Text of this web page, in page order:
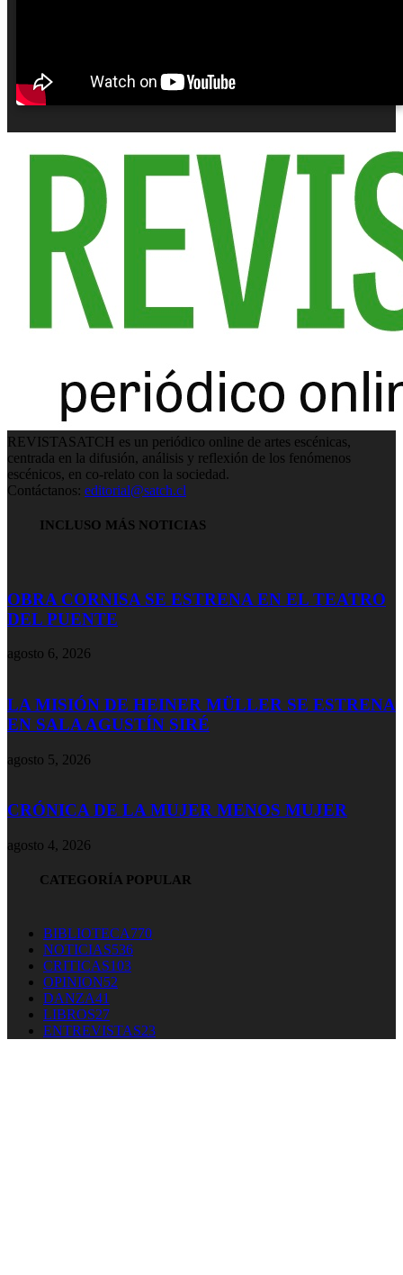
REVISTASATCH es un periódico online de artes escénicas,
centrada en la difusión, análisis y reflexión de los fenómenos
escénicos, en co-relato con la sociedad.
Contáctanos: editorial@satch.cl
INCLUSO MÁS NOTICIAS
OBRA CORNISA SE ESTRENA EN EL TEATRO
DEL PUENTE
agosto 6, 2026
LA MISIÓN DE HEINER MÜLLER SE ESTRENA
EN SALA AGUSTÍN SIRÉ
agosto 5, 2026
CRÓNICA DE LA MUJER MENOS MUJER
agosto 4, 2026
CATEGORÍA POPULAR
BIBLIOTECA770
NOTICIAS536
CRITICAS103
OPINION52
DANZA41
LIBROS27
ENTREVISTAS23